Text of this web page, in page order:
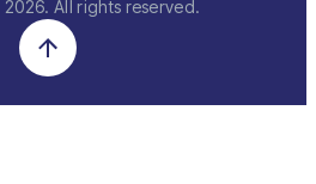
2026. All rights reserved.